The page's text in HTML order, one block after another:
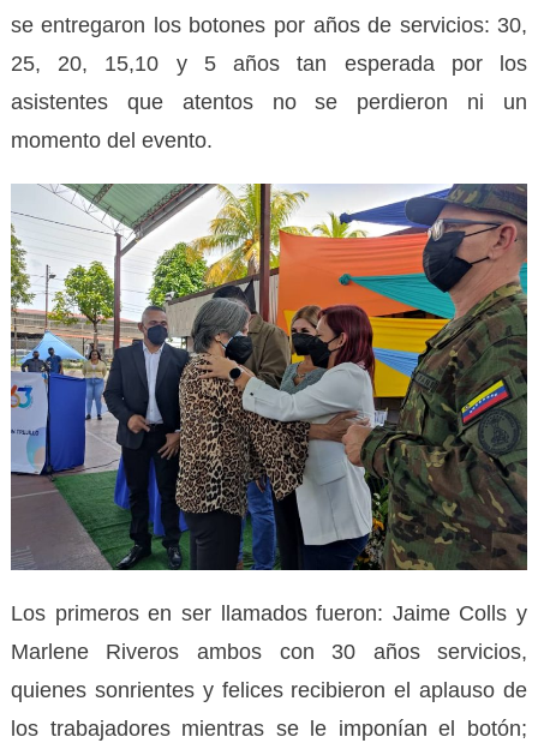
se entregaron los botones por años de servicios: 30,
25, 20, 15,10 y 5 años tan esperada por los
asistentes que atentos no se perdieron ni un
momento del evento.
Los primeros en ser llamados fueron: Jaime Colls y
Marlene Riveros ambos con 30 años servicios,
quienes sonrientes y felices recibieron el aplauso de
los trabajadores mientras se le imponían el botón;